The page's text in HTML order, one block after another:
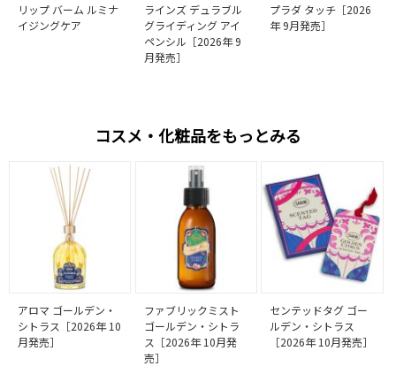
リップ バーム ルミナ
イジングケア
ラインズ デュラブル
グライディング アイ
ペンシル［2026年 9
月発売］
プラダ タッチ［2026
年 9月発売］
コスメ・化粧品をもっとみる
アロマ ゴールデン・
シトラス［2026年 10
月発売］
ファブリックミスト
ゴールデン・シトラ
ス［2026年 10月発
売］
センテッドタグ ゴー
ルデン・シトラス
［2026年 10月発売］